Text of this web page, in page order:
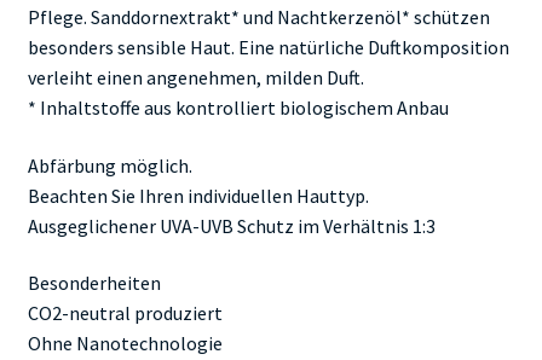
Pflege. Sanddornextrakt* und Nachtkerzenöl* schützen
besonders sensible Haut. Eine natürliche Duftkomposition
verleiht einen angenehmen, milden Duft.
* Inhaltstoffe aus kontrolliert biologischem Anbau
Abfärbung möglich.
Beachten Sie Ihren individuellen Hauttyp.
Ausgeglichener UVA-UVB Schutz im Verhältnis 1:3
Besonderheiten
CO2-neutral produziert
Ohne Nanotechnologie